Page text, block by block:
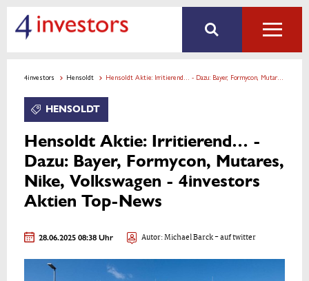
4investors Hensoldt Hensoldt Aktie: Irritierend… - Dazu: Bayer, Formycon, Mutares, Nike, Volkswagen - 4investors Aktien Top-News
HENSOLDT
Hensoldt Aktie: Irritierend… -
Dazu: Bayer, Formycon, Mutares,
Nike, Volkswagen - 4investors
Aktien Top-News
28.06.2025 08:38 Uhr Autor:Michael Barck- auf twitter